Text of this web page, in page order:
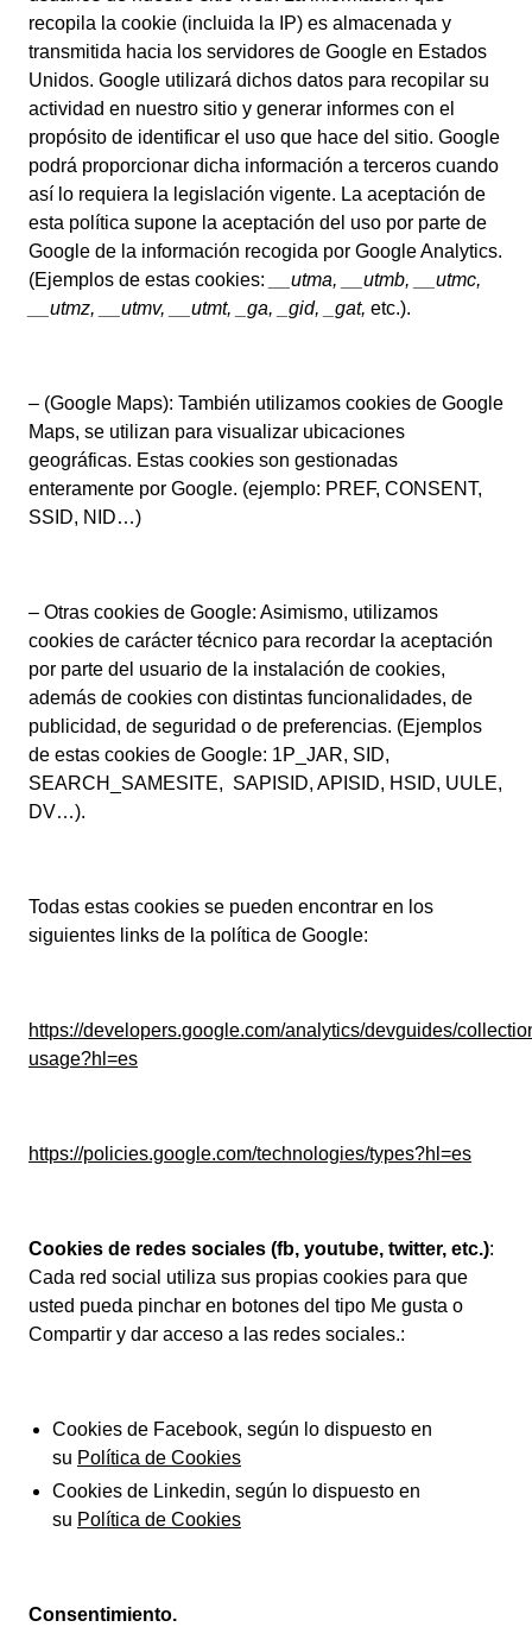
recopila la cookie (incluida la IP) es almacenada y
transmitida hacia los servidores de Google en Estados
Unidos. Google utilizará dichos datos para recopilar su
actividad en nuestro sitio y generar informes con el
propósito de identificar el uso que hace del sitio. Google
podrá proporcionar dicha información a terceros cuando
así lo requiera la legislación vigente. La aceptación de
esta política supone la aceptación del uso por parte de
Google de la información recogida por Google Analytics.
(Ejemplos de estas cookies:
__utma,
__utmb, __utmc,
__utmz,
__utmv, __utmt, _ga, _gid, _gat, etc.).
– (Google Maps): También utilizamos cookies de Google
Maps, se utilizan para visualizar ubicaciones
geográficas. Estas cookies son gestionadas
enteramente por Google. (ejemplo: PREF, CONSENT,
SSID, NID…)
– Otras cookies de Google: Asimismo, utilizamos
cookies de carácter técnico para recordar la aceptación
por parte del usuario de la instalación de cookies,
además de cookies con distintas funcionalidades, de
publicidad, de seguridad o de preferencias. (Ejemplos
de estas cookies de Google: 1P_JAR, SID,
SEARCH_SAMESITE, SAPISID, APISID, HSID, UULE,
DV…).
Todas estas cookies se pueden encontrar en los
siguientes links de la política de Google:
https://developers.google.com/analytics/devguides/
usage?hl=es
https://policies.google.com/technologies/types?hl=es
Cookies de redes sociales (fb, youtube, twitter, etc.):
Cada red social utiliza sus propias cookies para que
usted pueda pinchar en botones del tipo Me gusta o
Compartir y dar acceso a las redes sociales.:
Cookies de Facebook, según lo dispuesto en
su Política de Cookies
Cookies de Linkedin, según lo dispuesto en
su Política de Cookies
Consentimiento.